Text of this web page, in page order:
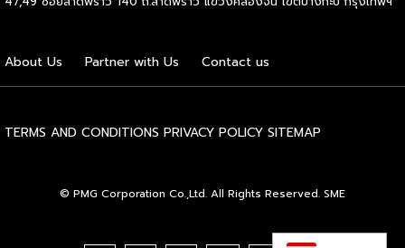
ยุทธศาสตร์การค้า (สนค.) ที่ระบุว่าผู้ประกอบการส่งออกไทย
ระดับโลก อินโดนีเซียจัดเป็นหนึ่งในตลาดส่งออกยุทธศาสตร์ที่
สำคัญของไทย โดยเฉพาะสินค้าในกลุ่มเกษตรกรรมและ
รวม ทว่าข้อกำหนดใหม่นี้กำลังเข้ามาชะลอหรือคัดกรองสินค้า
กับ “กลุ่มสินค้าที่ได้รับการยกเว้น (Halal Positive List)” อย่าง
ชัดเจน โดยสินค้าเกษตรปฐมภูมิที่จะได้รับการยกเว้น จะต้องเป็น
About Us Partner with Us Contact us
TERMS AND CONDITIONS PRIVACY POLICY SITEMAP
© PMG Corporation Co.,Ltd. All Rights Reserved. SME